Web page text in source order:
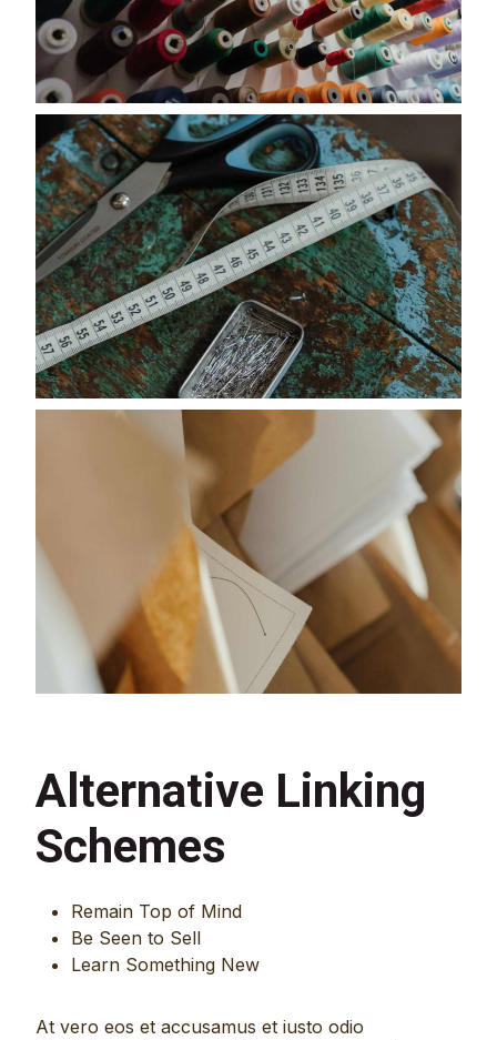
Alternative Linking
Schemes
Remain Top of Mind
Be Seen to Sell
Learn Something New
At vero eos et accusamus et iusto odio